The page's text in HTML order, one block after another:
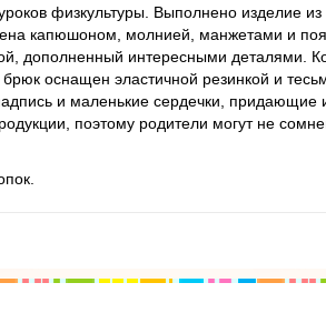
физкультуры. Выполнено изделие
капюшоном, молнией, манжетами и
дополненный интересными деталями.
оснащен эластичной резинкой и
и маленькие сердечки, придающие
поэтому родители могут не